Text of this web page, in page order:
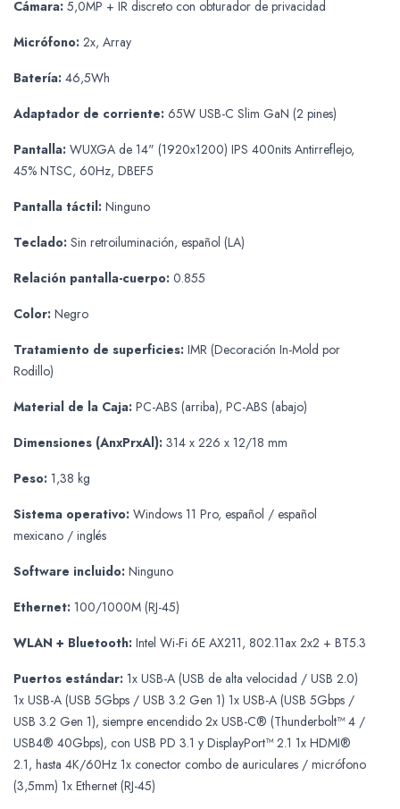
Cámara: 5,0MP + IR discreto con obturador de privacidad
Micrófono: 2x, Array
Batería: 46,5Wh
Adaptador de corriente: 65W USB-C Slim GaN (2 pines)
Pantalla: WUXGA de 14" (1920x1200) IPS 400nits Antirreflejo,
45% NTSC, 60Hz, DBEF5
Pantalla táctil: Ninguno
Teclado: Sin retroiluminación, español (LA)
Relación pantalla-cuerpo: 0.855
Color: Negro
Tratamiento de superficies: IMR (Decoración In-Mold por
Rodillo)
Material de la Caja: PC-ABS (arriba), PC-ABS (abajo)
Dimensiones (AnxPrxAl): 314 x 226 x 12/18 mm
Peso: 1,38 kg
Sistema operativo: Windows 11 Pro, español / español
mexicano / inglés
Software incluido: Ninguno
Ethernet: 100/1000M (RJ-45)
WLAN + Bluetooth: Intel Wi-Fi 6E AX211, 802.11ax 2x2 + BT5.3
Puertos estándar: 1x USB-A (USB de alta velocidad / USB 2.0)
1x USB-A (USB 5Gbps / USB 3.2 Gen 1) 1x USB-A (USB 5Gbps /
USB 3.2 Gen 1), siempre encendido 2x USB-C® (Thunderbolt™ 4 /
USB4® 40Gbps), con USB PD 3.1 y DisplayPort™ 2.1 1x HDMI®
2.1, hasta 4K/60Hz 1x conector combo de auriculares / micrófono
(3,5mm) 1x Ethernet (RJ-45)